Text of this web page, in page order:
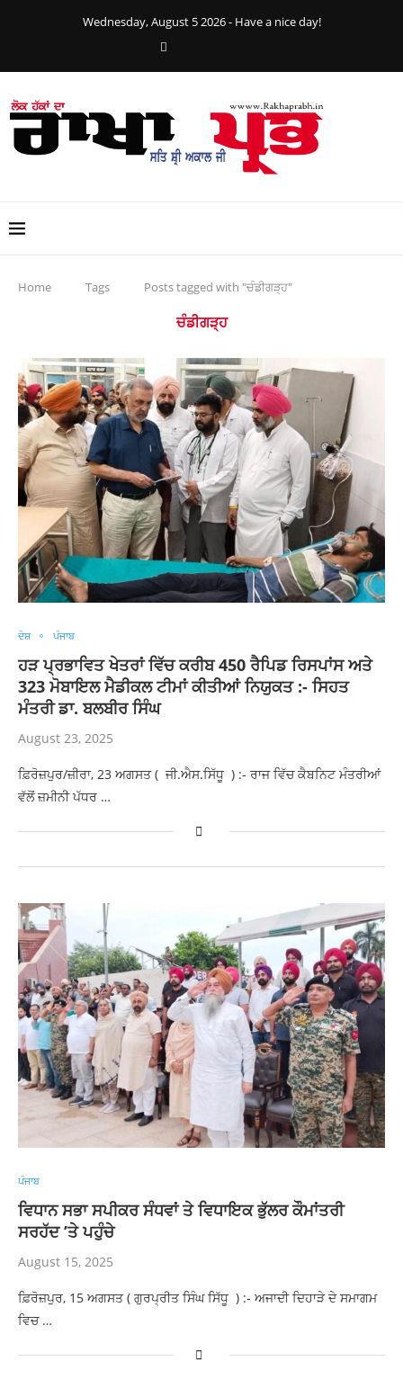
Wednesday, August 5 2026 - Have a nice day!
Home Tags Posts tagged with "ਚੰਡੀਗੜ੍ਹ"
ਚੰਡੀਗੜ੍ਹ
ਦੇਸ਼ ਪੰਜਾਬ
ਹੜ ਪ੍ਰਭਾਵਿਤ ਖੇਤਰਾਂ ਵਿੱਚ ਕਰੀਬ 450 ਰੈਪਿਡ ਰਿਸਪਾਂਸ ਅਤੇ
323 ਮੋਬਾਇਲ ਮੈਡੀਕਲ ਟੀਮਾਂ ਕੀਤੀਆਂ ਨਿਯੁਕਤ :- ਸਿਹਤ
ਮੰਤਰੀ ਡਾ. ਬਲਬੀਰ ਸਿੰਘ
August 23, 2025
ਫ਼ਿਰੋਜ਼ਪੁਰ/ਜ਼ੀਰਾ, 23 ਅਗਸਤ ( ਜੀ.ਐਸ.ਸਿੱਧੂ ) :- ਰਾਜ ਵਿੱਚ ਕੈਬਨਿਟ ਮੰਤਰੀਆਂ
ਵੱਲੋਂ ਜ਼ਮੀਨੀ ਪੱਧਰ …
ਪੰਜਾਬ
ਵਿਧਾਨ ਸਭਾ ਸਪੀਕਰ ਸੰਧਵਾਂ ਤੇ ਵਿਧਾਇਕ ਭੁੱਲਰ ਕੌਮਾਂਤਰੀ
ਸਰਹੱਦ ’ਤੇ ਪਹੁੰਚੇ
August 15, 2025
ਫ਼ਿਰੋਜ਼ਪੁਰ, 15 ਅਗਸਤ ( ਗੁਰਪ੍ਰੀਤ ਸਿੰਘ ਸਿੱਧੂ ) :- ਅਜਾਦੀ ਦਿਹਾੜੇ ਦੇ ਸਮਾਗਮ
ਵਿਚ …